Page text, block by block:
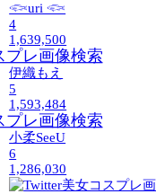
𓆟uri 𓆟
4
1,639,500
伊織もえ
5
1,593,484
小柔SeeU
6
1,286,030